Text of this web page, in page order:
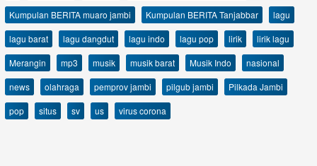
Kumpulan BERITA muaro jambi
Kumpulan BERITA Tanjabbar
lagu
lagu barat
lagu dangdut lagu indo lagu pop lirik
lirik lagu
Merangin
mp3 musik musik barat Musik Indo
nasional
news
olahraga pemprov jambi pilgub jambi
Pilkada Jambi
pop
situs sv us virus corona